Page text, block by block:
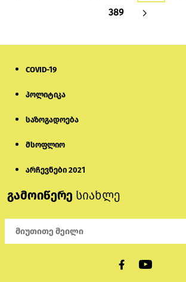
389
COVID-19
პოლიტიკა
საზოგადოება
მსოფლიო
არჩევნები 2021
გამოიწერე სიახლე